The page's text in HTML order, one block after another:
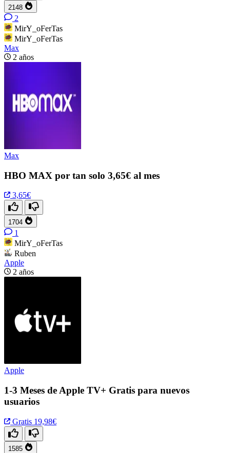
2148
2
MirY_oFerTas
MirY_oFerTas
Max
2 años
Max
HBO MAX por tan solo 3,65€ al mes
3,65€
1704
1
MirY_oFerTas
Ruben
Apple
2 años
Apple
1-3 Meses de Apple TV+ Gratis para nuevos
usuarios
Gratis 19,98€
1585